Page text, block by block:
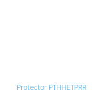
Protector PTHHETPRR